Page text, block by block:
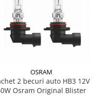
OSRAM
2 becuri auto HB3 12V
Osram Original Blister